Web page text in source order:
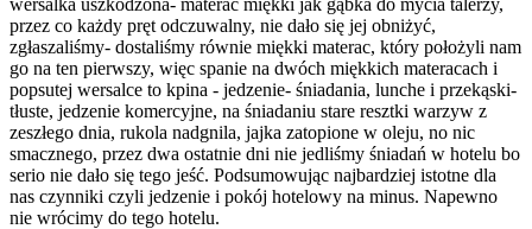
przez co każdy pręt odczuwalny, nie dało się jej obniżyć,
zgłaszaliśmy- dostaliśmy równie miękki materac, który położyli nam
go na ten pierwszy, więc spanie na dwóch miękkich materacach i
popsutej wersalce to kpina - jedzenie- śniadania, lunche i przekąski-
tłuste, jedzenie komercyjne, na śniadaniu stare resztki warzyw z
zeszłego dnia, rukola nadgnila, jajka zatopione w oleju, no nic
smacznego, przez dwa ostatnie dni nie jedliśmy śniadań w hotelu bo
serio nie dało się tego jeść. Podsumowując najbardziej istotne dla
nas czynniki czyli jedzenie i pokój hotelowy na minus. Napewno
nie wrócimy do tego hotelu.